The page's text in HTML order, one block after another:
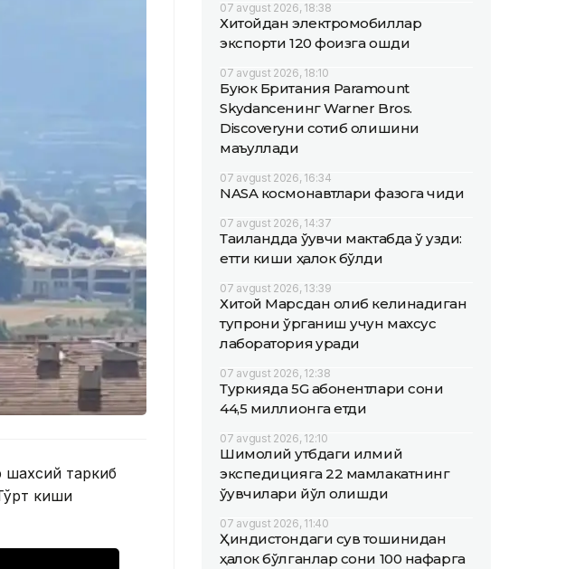
шахсий таркиб
киши
07 avgust 2026, 18:38
Хитойдан электромобиллар
экспорти 120 фоизга ошди
07 avgust 2026, 18:10
Буюк Британия Paramount
Skydanceнинг Warner Bros.
Discoveryни сотиб олишини
маъқуллади
07 avgust 2026, 16:34
NASA космонавтлари фазога чиқди
07 avgust 2026, 14:37
Таиландда ўқувчи мактабда ўқ узди:
етти киши ҳалок бўлди
07 avgust 2026, 13:39
Хитой Марсдан олиб келинадиган
тупроқни ўрганиш учун махсус
лаборатория қуради
07 avgust 2026, 12:38
Туркияда 5G абонентлари сони
44,5 миллионга етди
07 avgust 2026, 12:10
Шимолий қутбдаги илмий
экспедицияга 22 мамлакатнинг
ўқувчилари йўл олишди
07 avgust 2026, 11:40
Ҳиндистондаги сув тошқинидан
ҳалок бўлганлар сони 100 нафарга